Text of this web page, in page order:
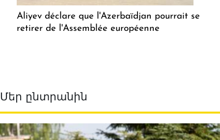
Aliyev déclare que l'Azerbaïdjan pourrait se
retirer de l'Assemblée européenne
Մեր ընտրանին